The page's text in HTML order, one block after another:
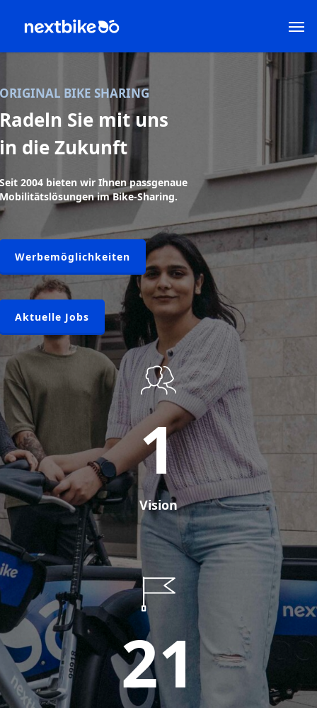
BIKE SHARING
Sie mit uns
die Zukunft
2004 bieten wir Ihnen passgenaue
im Bike-Sharing.
Werbemöglichkeiten
Aktuelle Jobs
1
Vision
21